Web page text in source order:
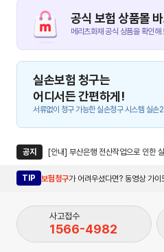
공식 보험 상품몰 바
메리츠화재 공식 상품을 확인해
실손보험 청구는
어디서든 간편하게!
서류없이 청구 가능한 실손청구 시스템 실손
공지
TIP 보험청구가 어려우셨다면? 동영상 가이
사고접수
1566-4982